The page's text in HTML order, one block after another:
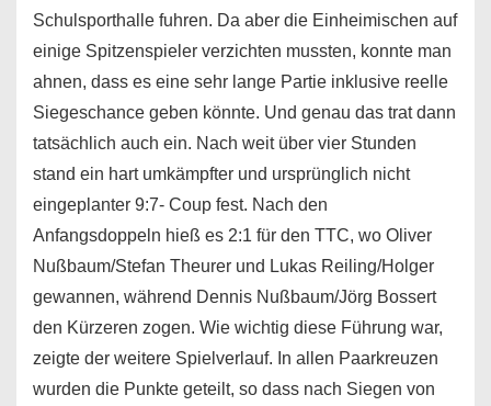
Schulsporthalle fuhren. Da aber die Einheimischen auf
einige Spitzenspieler verzichten mussten, konnte man
ahnen, dass es eine sehr lange Partie inklusive reelle
Siegeschance geben könnte. Und genau das trat dann
tatsächlich auch ein. Nach weit über vier Stunden
stand ein hart umkämpfter und ursprünglich nicht
eingeplanter 9:7- Coup fest. Nach den
Anfangsdoppeln hieß es 2:1 für den TTC, wo Oliver
Nußbaum/Stefan Theurer und Lukas Reiling/Holger
gewannen, während Dennis Nußbaum/Jörg Bossert
den Kürzeren zogen. Wie wichtig diese Führung war,
zeigte der weitere Spielverlauf. In allen Paarkreuzen
wurden die Punkte geteilt, so dass nach Siegen von